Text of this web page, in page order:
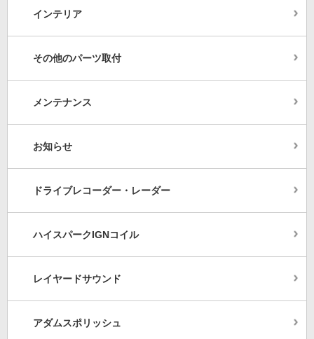
インテリア
その他のパーツ取付
メンテナンス
お知らせ
ドライブレコーダー・レーダー
ハイスパークIGNコイル
レイヤードサウンド
アダムスポリッシュ